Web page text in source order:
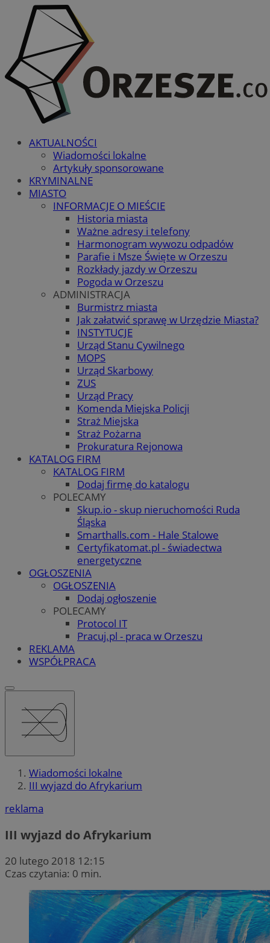
AKTUALNOŚCI
Wiadomości lokalne
Artykuły sponsorowane
KRYMINALNE
MIASTO
INFORMACJE O MIEŚCIE
Historia miasta
Ważne adresy i telefony
Harmonogram wywozu odpadów
Parafie i Msze Święte w Orzeszu
Rozkłady jazdy w Orzeszu
Pogoda w Orzeszu
ADMINISTRACJA
Burmistrz miasta
Jak załatwić sprawę w Urzędzie Miasta?
INSTYTUCJE
Urząd Stanu Cywilnego
MOPS
Urząd Skarbowy
ZUS
Urząd Pracy
Komenda Miejska Policji
Straż Miejska
Straż Pożarna
Prokuratura Rejonowa
KATALOG FIRM
KATALOG FIRM
Dodaj firmę do katalogu
POLECAMY
Skup.io - skup nieruchomości Ruda
Śląska
Smarthalls.com - Hale Stalowe
Certyfikatomat.pl - świadectwa
energetyczne
OGŁOSZENIA
OGŁOSZENIA
Dodaj ogłoszenie
POLECAMY
Protocol IT
Pracuj.pl - praca w Orzeszu
REKLAMA
WSPÓŁPRACA
Wiadomości lokalne
III wyjazd do Afrykarium
reklama
III wyjazd do Afrykarium
20 lutego 2018 12:15
Czas czytania: 0 min.